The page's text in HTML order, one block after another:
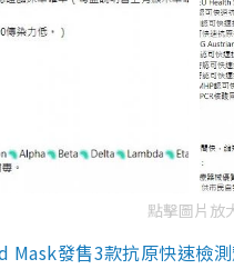
點擊圖片放
Mask發售3款抗原快速檢